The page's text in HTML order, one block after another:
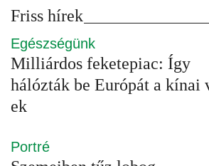
Friss hírek
Egészségünk
Milliárdos feketepiac: Így
hálózták be Európát a kínai
ek
Portré